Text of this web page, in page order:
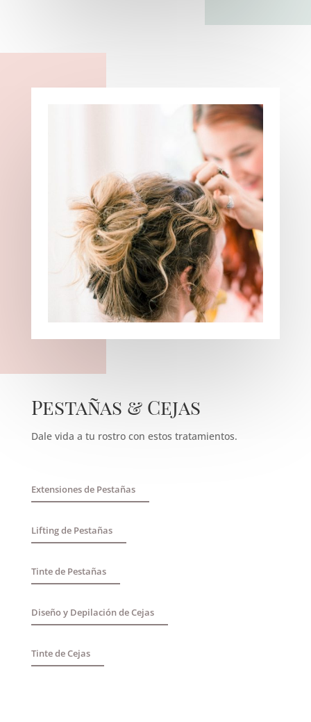
Pestañas & Cejas
Dale vida a tu rostro con estos tratamientos.
Extensiones de Pestañas
Lifting de Pestañas
Tinte de Pestañas
Diseño y Depilación de Cejas
Tinte de Cejas